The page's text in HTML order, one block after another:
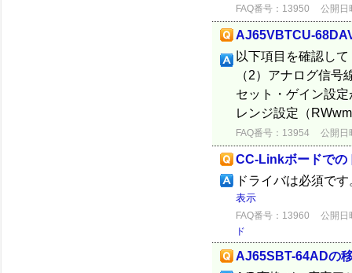
FAQ番号：13950 公開日
AJ65VBTCU-
以下項目を確認し
（2）アナログ信
セット・ゲイン設
レンジ設定（
FAQ番号：13954 公開日
CC-Linkボードでの
ドライバは必須で
表示
FAQ番号：13960
公開日
ド
AJ65SBT-64ADの